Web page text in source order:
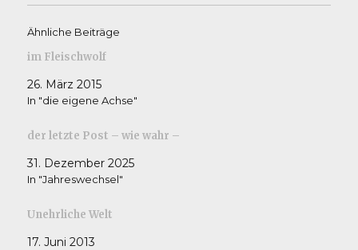
Ähnliche Beiträge
im Fleischwolf
26. März 2015
In "die eigene Achse"
der letzte Post – wie wahr –
31. Dezember 2025
In "Jahreswechsel"
Unehrliche Welt
17. Juni 2013